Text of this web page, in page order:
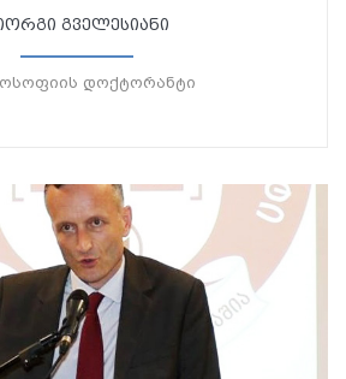
გველესიანი
დოქტორანტი